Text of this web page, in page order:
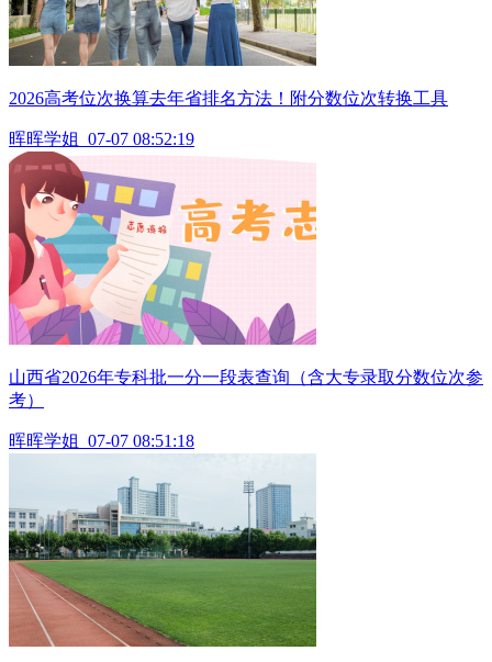
2026高考位次换算去年省排名方法！附分数位次转换工具
晖晖学姐 07-07 08:52:19
山西省2026年专科批一分一段表查询（含大专录取分数位次参
考）
晖晖学姐 07-07 08:51:18